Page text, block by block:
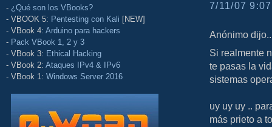
- ¿Qué son los VBooks?
- VBOOK 5: Pentesting con Kali [NEW]
- VBook 4: Arduino para hackers
- Pack VBook 1, 2 y 3
- VBook 3: Ethical Hacking
- VBook 2: Ataques IPv4 & IPv6
- VBook 1: Windows Server 2016
7/11/07
Anónimo
Si realmente
te pasas la
sistemas
uy uy uy ..
más prieto a